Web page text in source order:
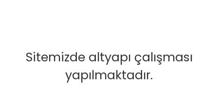
Sitemizde altyapı çalışması
yapılmaktadır.